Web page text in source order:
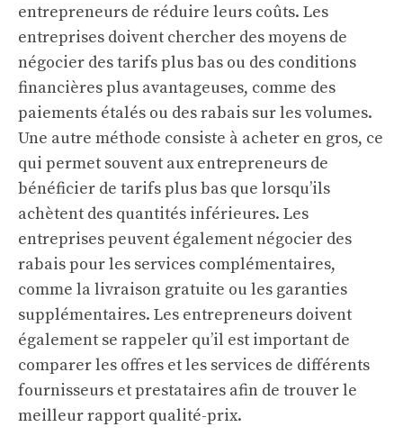
entrepreneurs de réduire leurs coûts. Les
entreprises doivent chercher des moyens de
négocier des tarifs plus bas ou des conditions
financières plus avantageuses, comme des
paiements étalés ou des rabais sur les volumes.
Une autre méthode consiste à acheter en gros, ce
qui permet souvent aux entrepreneurs de
bénéficier de tarifs plus bas que lorsqu’ils
achètent des quantités inférieures. Les
entreprises peuvent également négocier des
rabais pour les services complémentaires,
comme la livraison gratuite ou les garanties
supplémentaires. Les entrepreneurs doivent
également se rappeler qu’il est important de
comparer les offres et les services de différents
fournisseurs et prestataires afin de trouver le
meilleur rapport qualité-prix.